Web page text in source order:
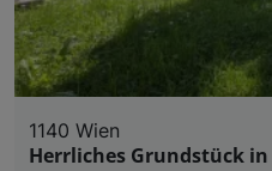
1140 Wien
Herrliches Grundstück